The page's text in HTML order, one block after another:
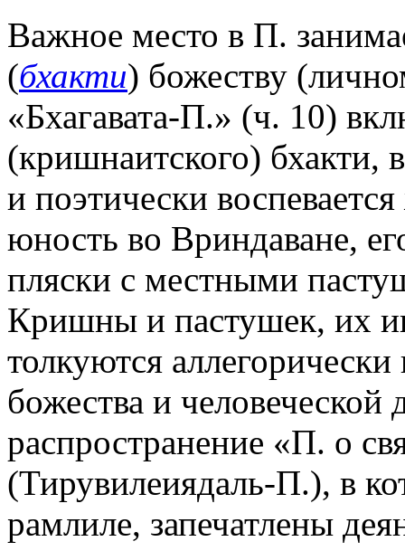
Важное место в П.
(бхакти) божеству
«Бхагавата-П.» (ч. 10)
(кришнаитского) бхакти,
и поэтически
юность во Вриндаване,
пляски с местными
Кришны и пастушек, их
толкуются
божества и
распространение «П. о
(Тирувилеиядаль-П.), в
рамлиле, запечатлены